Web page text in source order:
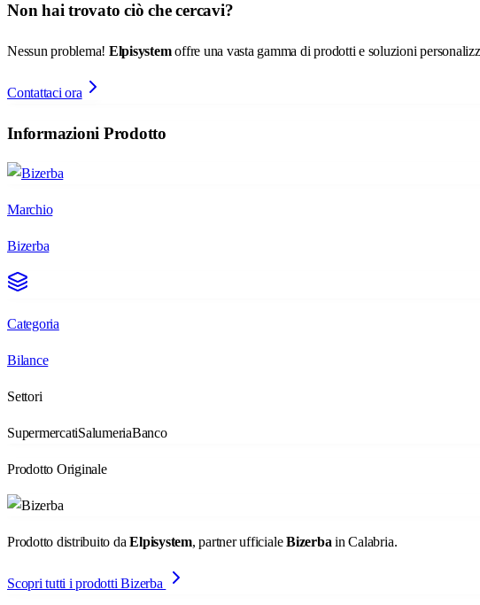
Non hai trovato ciò che cercavi?
Nessun problema! Elpisystemoffre una vasta gamma di prodotti e soluzioni
Contattaci ora
Informazioni Prodotto
Marchio
Bizerba
Categoria
Bilance
Settori
SupermercatiSalumeriaBanco
Prodotto Originale
Prodotto distribuito daElpisystem, partner ufficialeBizerbain Calabria.
Scopri tutti i prodotti Bizerba